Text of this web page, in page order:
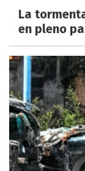
La
en pleno